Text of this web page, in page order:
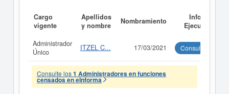
Cargo
vigente
Apellidos
y nombre
Nombramiento
Informe
Ejecutivo
Administrador
Único
ITZEL C... 17/03/2021 Consultar
Consulte los1 Administradores en funciones
censados en eInforma